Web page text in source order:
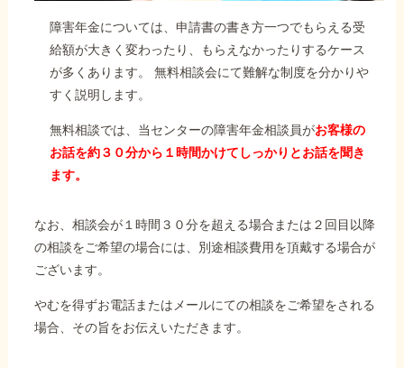
障害年金については、申請書の書き方一つでもらえる受
給額が大きく変わったり、もらえなかったりするケース
が多くあります。 無料相談会にて難解な制度を分かりや
すく説明します。
無料相談では、当センターの障害年金相談員がお客様の
お話を約３０分から１時間かけてしっかりとお話を聞き
ます。
なお、相談会が１時間３０分を超える場合または２回目以降
の相談をご希望の場合には、別途相談費用を頂戴する場合が
ございます。
やむを得ずお電話またはメールにての相談をご希望をされる
場合、その旨をお伝えいただきます。